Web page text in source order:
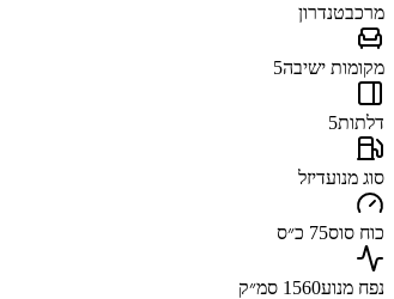
מרכבטנדרון
מקומות ישיבה5
דלתות5
סוג מנועדיזל
כוח סוס75 כ״ס
נפח מנוע1560 סמ״ק